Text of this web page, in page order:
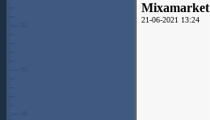
Mixamarket
21-06-2021 13:24